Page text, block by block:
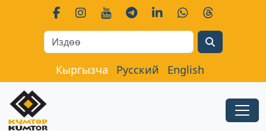
Кыргызча Русский English